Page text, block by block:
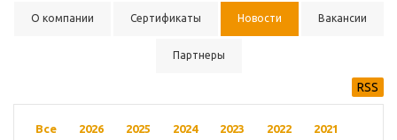
О компании Сертификаты Новости Вакансии
Партнеры
RSS
Все 2026 2025 2024 2023 2022
2021